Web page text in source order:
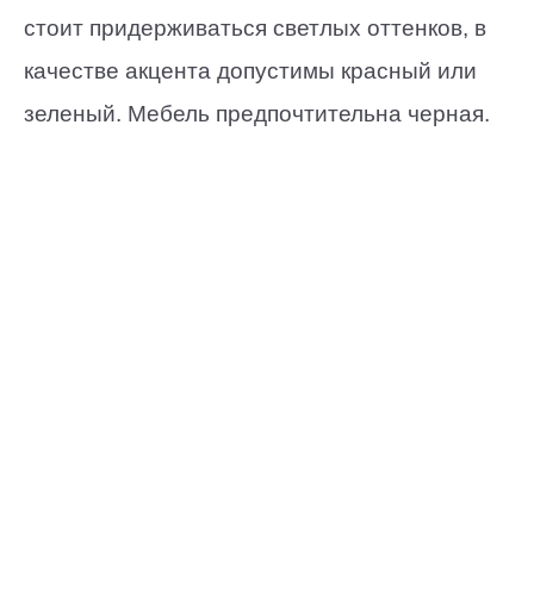
стоит придерживаться светлых оттенков, в
качестве акцента допустимы красный или
зеленый. Мебель предпочтительна черная.